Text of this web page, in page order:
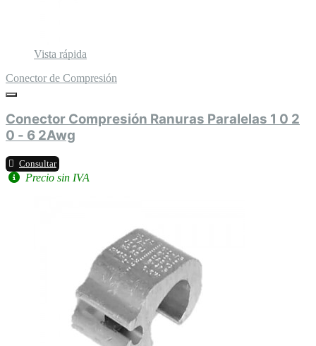
Vista rápida
Conector de Compresión
Conector Compresión Ranuras Paralelas 1 0 2
0 - 6 2Awg
Consultar
Precio sin IVA